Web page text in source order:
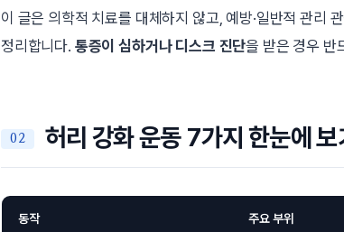
이 글은 의학적 치료를 대체하지 않고, 예방·일반적 관리
정리합니다. 통증이 심하거나 디스크 진단을 받은 경우 반
허리 강화 운동 7가지 한눈에 보
동작 주요 부위